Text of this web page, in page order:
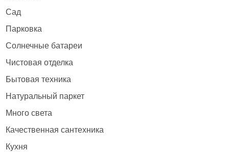
Сад
Парковка
Солнечные батареи
Чистовая отделка
Бытовая техника
Натуральный паркет
Много света
Качественная сантехника
Кухня